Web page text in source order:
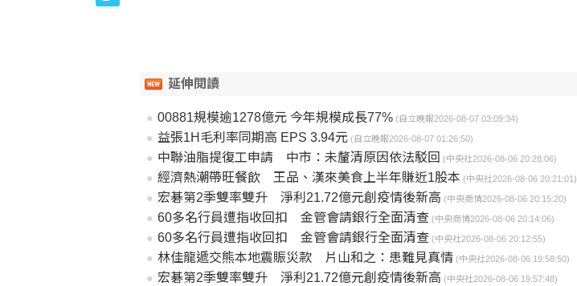
延伸閱讀
00881規模逾1278億元 今年規模成長77% (自立晚報2026-08-07 03:09:34)
益張1H毛利率同期高 EPS 3.94元 (自立晚報2026-08-07 01:26:50)
中聯油脂提復工申請 中市：未釐清原因依法駁回 (中央社2026-08-06 20:28:06)
經濟熱潮帶旺餐飲 王品、漢來美食上半年賺近1股本 (中央社2026-08-06 20:21:01)
宏碁第2季雙率雙升 淨利21.72億元創疫情後新高 (中央商情2026-08-06 20:15:20)
60多名行員遭指收回扣 金管會請銀行全面清查 (中央商情2026-08-06 20:14:06)
60多名行員遭指收回扣 金管會請銀行全面清查 (中央社2026-08-06 20:12:55)
林佳龍遞交熊本地震賑災款 片山和之：患難見真情 (中央社2026-08-06 19:58:50)
宏碁第2季雙率雙升 淨利21.72億元創疫情後新高 (中央社2026-08-06 19:57:48)